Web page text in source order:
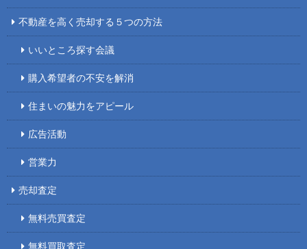
不動産を高く売却する５つの方法
いいところ探す会議
購入希望者の不安を解消
住まいの魅力をアピール
広告活動
営業力
売却査定
無料売買査定
無料買取査定